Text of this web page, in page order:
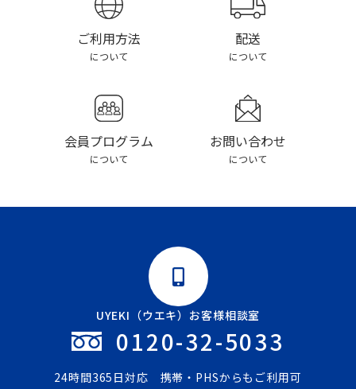
ご利用方法
について
配送
について
会員プログラム
について
お問い合わせ
について
UYEKI（ウエキ）お客様相談室
0120-32-5033
24時間365日対応 携帯・PHSからもご利用可